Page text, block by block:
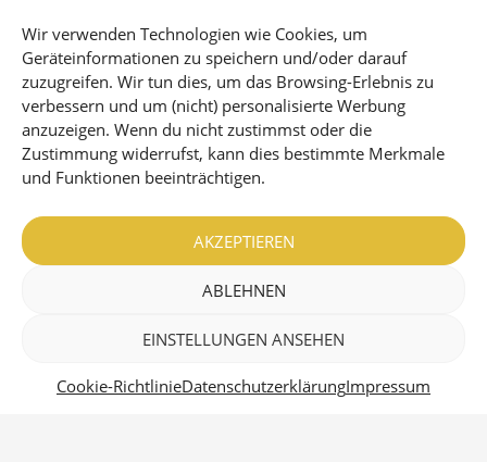
Wir verwenden Technologien wie Cookies, um
Geräteinformationen zu speichern und/oder darauf
zuzugreifen. Wir tun dies, um das Browsing-Erlebnis zu
verbessern und um (nicht) personalisierte Werbung
anzuzeigen. Wenn du nicht zustimmst oder die
Zustimmung widerrufst, kann dies bestimmte Merkmale
und Funktionen beeinträchtigen.
AKZEPTIEREN
ABLEHNEN
EINSTELLUNGEN ANSEHEN
Cookie-RichtlinieDatenschutzerklärungImpressum
Childrens Camp mit Naturpädagogk
uvm.
Projekte